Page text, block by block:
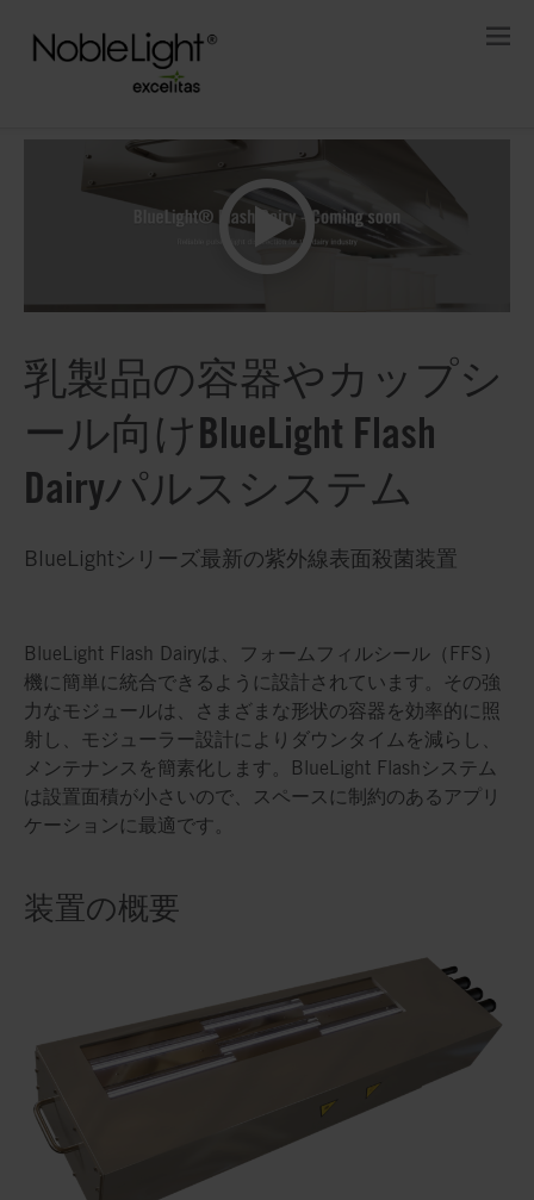
乳製品の容器やカップシ
ール向けBlueLight Flash
Dairyパルスシステム
BlueLightシリーズ最新の紫外線表面殺菌装置
BlueLight Flash Dairyは、フォームフィルシール（FFS）
機に簡単に統合できるように設計されています。その強
力なモジュールは、さまざまな形状の容器を効率的に照
射し、モジューラー設計によりダウンタイムを減らし、
メンテナンスを簡素化します。BlueLight Flashシステム
は設置面積が小さいので、スペースに制約のあるアプリ
ケーションに最適です。
装置の概要